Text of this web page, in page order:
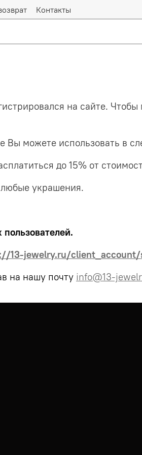
Контакты
на сайте. Чтобы
Вы можете использовать в
до 15% от
украшения.
13-jewelry.ru/client_account/
на нашу почту info@13-